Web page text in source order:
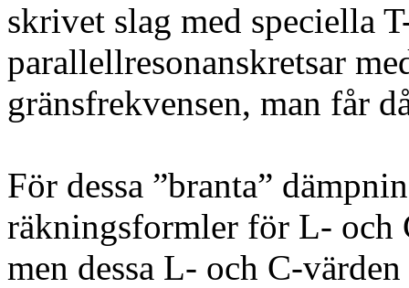
skrivet slag med speciella
parallellresonanskretsar
gränsfrekvensen, man får
För dessa ”branta”
räkningsformler för L- och
men dessa L- och C-